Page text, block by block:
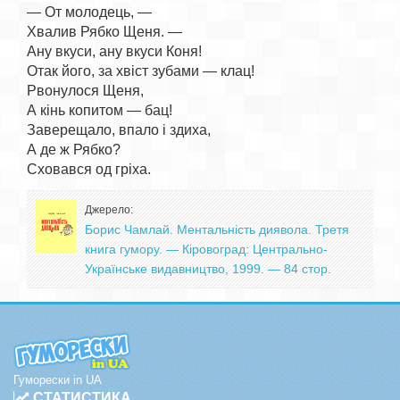
— От молодець, —
Хвалив Рябко Щеня. —
Ану вкуси, ану вкуси Коня!
Отак його, за хвіст зубами — клац!
Рвонулося Щеня,
А кінь копитом — бац!
Заверещало, впало і здиха,
А де ж Рябко?
Джерело:
Борис Чамлай. Ментальність диявола. Третя
книга гумору. — Кіровоград: Центрально-
Українське видавництво, 1999. — 84 стор.
Гуморески in UA